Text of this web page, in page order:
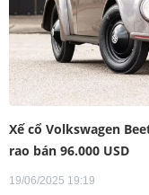
Xế cổ Volkswagen
rao bán 96.000 USD
19/06/2025 19:19